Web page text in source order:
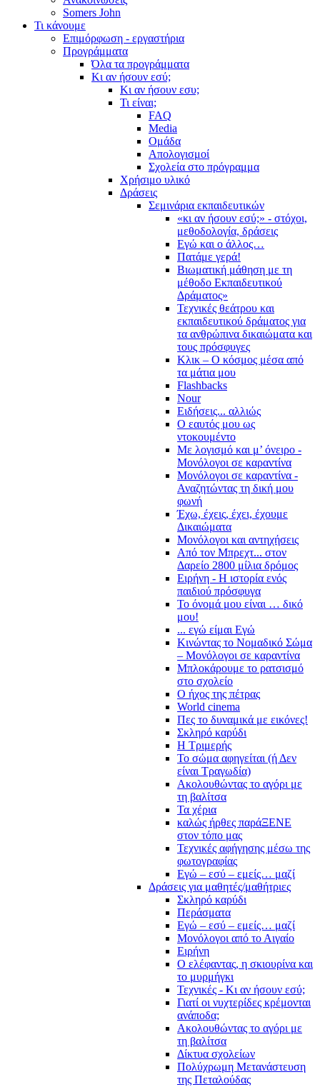
Somers John
Τι κάνουμε
Επιμόρφωση - εργαστήρια
Προγράμματα
Όλα τα προγράμματα
Κι αν ήσουν εσύ;
Κι αν ήσουν εσυ;
Τι είναι;
FAQ
Media
Ομάδα
Απολογισμοί
Σχολεία στο πρόγραμμα
Χρήσιμο υλικό
Δράσεις
Σεμινάρια εκπαιδευτικών
«κι αν ήσουν εσύ;» - στόχοι,
μεθοδολογία, δράσεις
Εγώ και ο άλλος…
Πατάμε γερά!
Βιωματική μάθηση με τη
μέθοδο Εκπαιδευτικού
Δράματος»
Τεχνικές θεάτρου και
εκπαιδευτικού δράματος για
τα ανθρώπινα δικαιώματα και
τους πρόσφυγες
Κλικ – Ο κόσμος μέσα από
τα μάτια μου
Flashbacks
Nour
Ειδήσεις... αλλιώς
Ο εαυτός μου ως
ντοκουμέντο
Με λογισμό και μ’ όνειρο -
Μονόλογοι σε καραντίνα
Μονόλογοι σε καραντίνα -
Αναζητώντας τη δική μου
φωνή
Έχω, έχεις, έχει, έχουμε
Δικαιώματα
Μονόλογοι και αντηχήσεις
Από τον Μπρεχτ... στον
Δαρείο 2800 μίλια δρόμος
Ειρήνη - Η ιστορία ενός
παιδιού πρόσφυγα
Το όνομά μου είναι … δικό
μου!
... εγώ είμαι Εγώ
Κινώντας το Νομαδικό Σώμα
– Μονόλογοι σε καραντίνα
Μπλοκάρουμε το ρατσισμό
στο σχολείο
Ο ήχος της πέτρας
World cinema
Πες το δυναμικά με εικόνες!
Σκληρό καρύδι
Η Τριμερής
Το σώμα αφηγείται (ή Δεν
είναι Τραγωδία)
Ακολουθώντας το αγόρι με
τη βαλίτσα
Τα χέρια
καλώς ήρθες παράΞΕΝΕ
στον τόπο μας
Τεχνικές αφήγησης μέσω της
φωτογραφίας
Εγώ – εσύ – εμείς… μαζί
Δράσεις για μαθητές/μαθήτριες
Σκληρό καρύδι
Περάσματα
Εγώ – εσύ – εμείς… μαζί
Μονόλογοι από το Αιγαίο
Ειρήνη
Ο ελέφαντας, η σκιουρίνα και
το μυρμήγκι
Τεχνικές - Κι αν ήσουν εσύ;
Γιατί οι νυχτερίδες κρέμονται
ανάποδα;
Ακολουθώντας το αγόρι με
τη βαλίτσα
Δίκτυα σχολείων
Πολύχρωμη Μετανάστευση
της Πεταλούδας